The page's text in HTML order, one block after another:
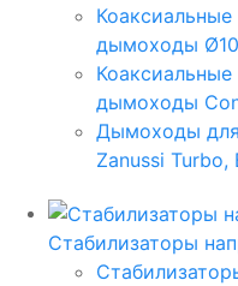
дымоходы
дымоходы
Дымоходы для
Zanussi Turbo,
Стабилизаторы